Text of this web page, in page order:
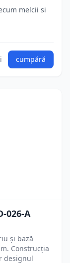
melcii si
cumpără
026-A
și bază
Construcția
designul